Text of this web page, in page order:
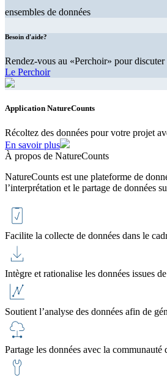
ensembles de données
Besoin d'aide?
Rendez-vous au «Perchoir» pour
Le Perchoir
Application NatureCounts
Récoltez des données pour votre projet
En savoir plus
À propos de NatureCounts
NatureCounts est une plateforme de
l’interprétation et le partage de données
Facilite la collecte de données dans le
Intègre et rationalise les données issues
Soutient l’analyse des données afin de
Partage les données avec la